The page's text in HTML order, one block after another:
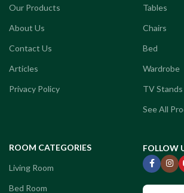
Our Products
About Us
Contact Us
Articles
Privacy Policy
Tables
Chairs
Bed
Wardrobe
TV Stands
See All
ROOM CATEGORIES
Living Room
Bed Room
FOLLOW